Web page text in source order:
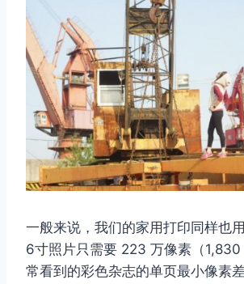
一般来说，我们的家用打印同样也
6寸照片只需要 223 万像素（
常看到的彩色杂志的单页最小像素
取消